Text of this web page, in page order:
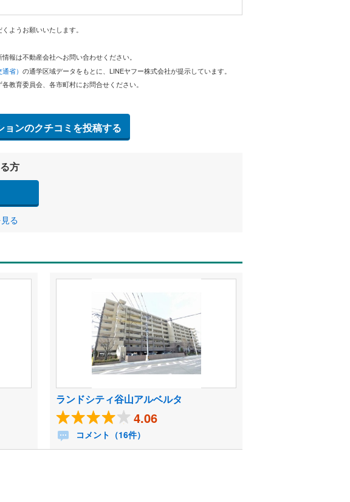
ようお願いいたします。
報は不動産会社へお問い合わせください。
省） の通学区域データをもとに、LINEヤフー株式会社が提示しています。
教育委員会、各市町村にお問合せください。
ョンのクチコミを投稿する
方
る
ランドシティ谷山アルベルタ
4.06
コメント（16件）